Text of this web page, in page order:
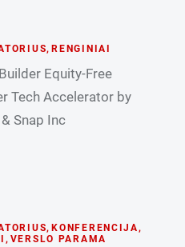
, RENGINIAI
Equity-Free
Tech Accelerator by
Snap Inc
, KONFERENCIJA,
, VERSLO PARAMA